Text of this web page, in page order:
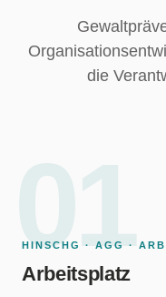
die
01
HINSCHG · AGG ·
Arbeitsplatz